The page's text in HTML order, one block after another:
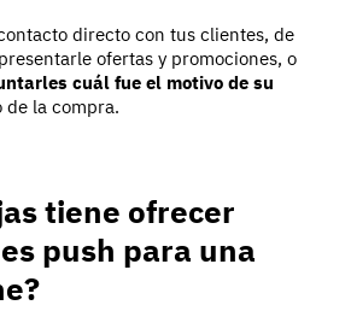
directo con tus clientes, de
ofertas y promociones, o
cuál fue el motivo de su
la compra.
tiene ofrecer
push para una